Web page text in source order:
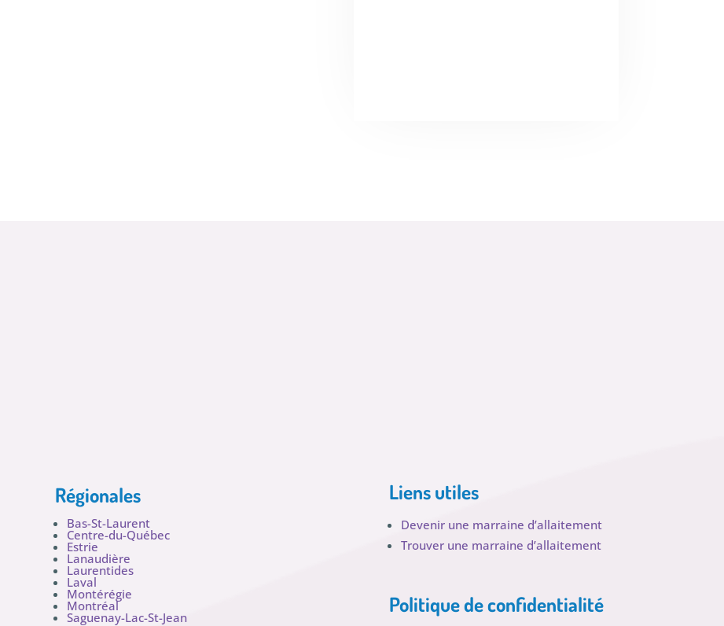
Régionales
Bas-St-Laurent
Centre-du-Québec
Estrie
Lanaudière
Laurentides
Laval
Montérégie
Montréal
Saguenay-Lac-St-Jean
Liens utiles
Devenir une marraine d’allaitement
Trouver une marraine d’allaitement
Politique de confidentialité